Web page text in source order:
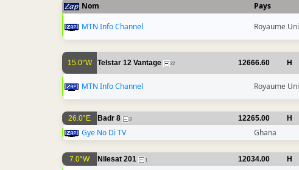
Nom Pays
MTN Info Channel
Royaume Uni
15.0°W Telstar 12 Vantage 32 12666.60 H
MTN Info Channel Royaume Uni
26.0°E Badr 8 3 12265.00 H
Gye No Di TV Ghana
7.0°W Nilesat 201 1 12034.00 H